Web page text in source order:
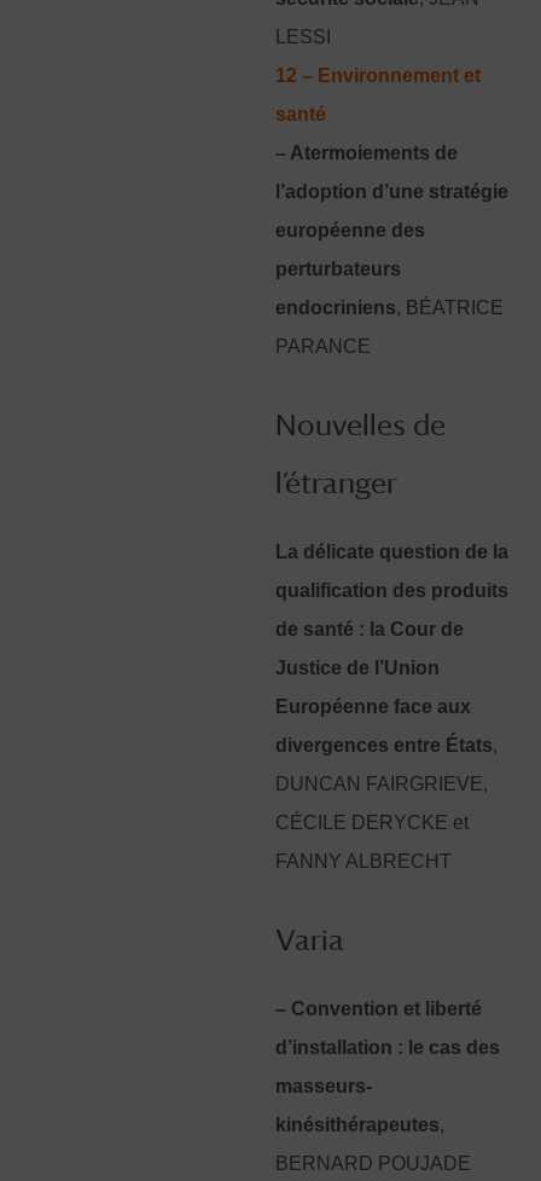
LESSI
12 – Environnement et
santé
– Atermoiements de
l’adoption d’une stratégie
européenne des
perturbateurs
endocriniens, BÉATRICE
PARANCE
Nouvelles de
l’étranger
La délicate question de la
qualification des produits
de santé : la Cour de
Justice de l’Union
Européenne face aux
divergences entre États,
DUNCAN FAIRGRIEVE,
CÉCILE DERYCKE et
FANNY ALBRECHT
Varia
– Convention et liberté
d’installation : le cas des
masseurs-
kinésithérapeutes,
BERNARD POUJADE